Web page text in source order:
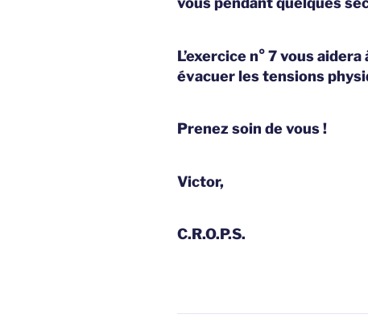
L’exercice n° 7 vous
évacuer les tensions
Prenez soin de vous !
Victor,
C.R.O.P.S.